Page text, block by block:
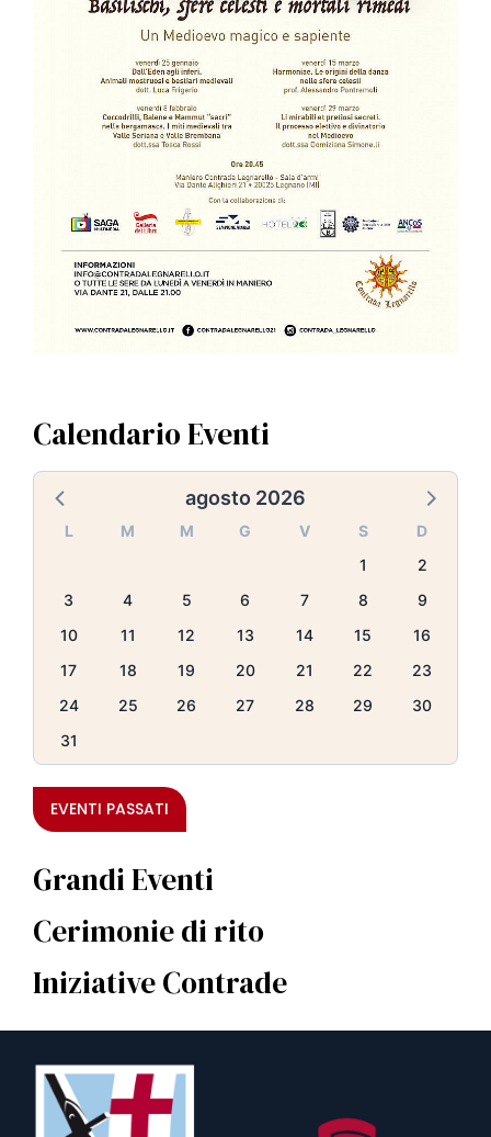
Calendario Eventi
agosto 2026
L M M G V S
D
1
2
3
4 5 6 7 8
9
10
11 12 13 14 15
16
17
18 19 20 21 22
23
24
25 26 27 28 29
30
31
EVENTI PASSATI
Grandi Eventi
Cerimonie di rito
Iniziative Contrade